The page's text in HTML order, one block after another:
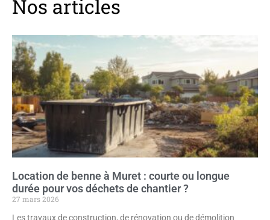
Nos articles
Location de benne à Muret : courte ou longue
durée pour vos déchets de chantier ?
27 mars 2026
Les travaux de construction, de rénovation ou de démolition